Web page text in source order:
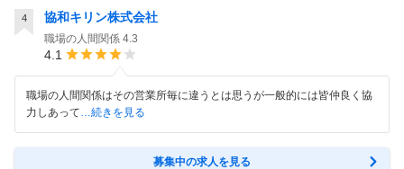
4 協和キリン株式会社
職場の人間関係 4.3
4.1
職場の人間関係はその営業所毎に違うとは思うが一般的には皆仲良く協
力しあって …続きを見る
募集中の求人を見る